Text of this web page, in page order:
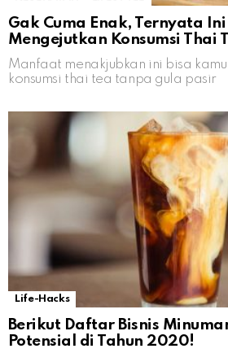
Gak Cuma Enak, Ternyata
Mengejutkan Konsumsi Thai
Manfaat menakjubkan ini bisa
konsumsi thai tea tanpa gula pasir
Life-Hacks
Berikut Daftar Bisnis
Potensial di Tahun 2020!